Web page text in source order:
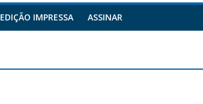
EDIÇÃO IMPRESSA ASSINAR